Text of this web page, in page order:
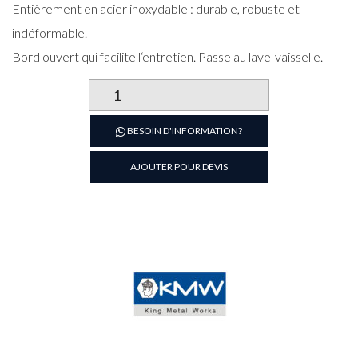
Entièrement en acier inoxydable : durable, robuste et
indéformable.
Bord ouvert qui facilite l‘entretien. Passe au lave-vaisselle.
de
Bassine
ronde
diamètre
48
BESOIN D'INFORMATION?
AJOUTER POUR DEVIS